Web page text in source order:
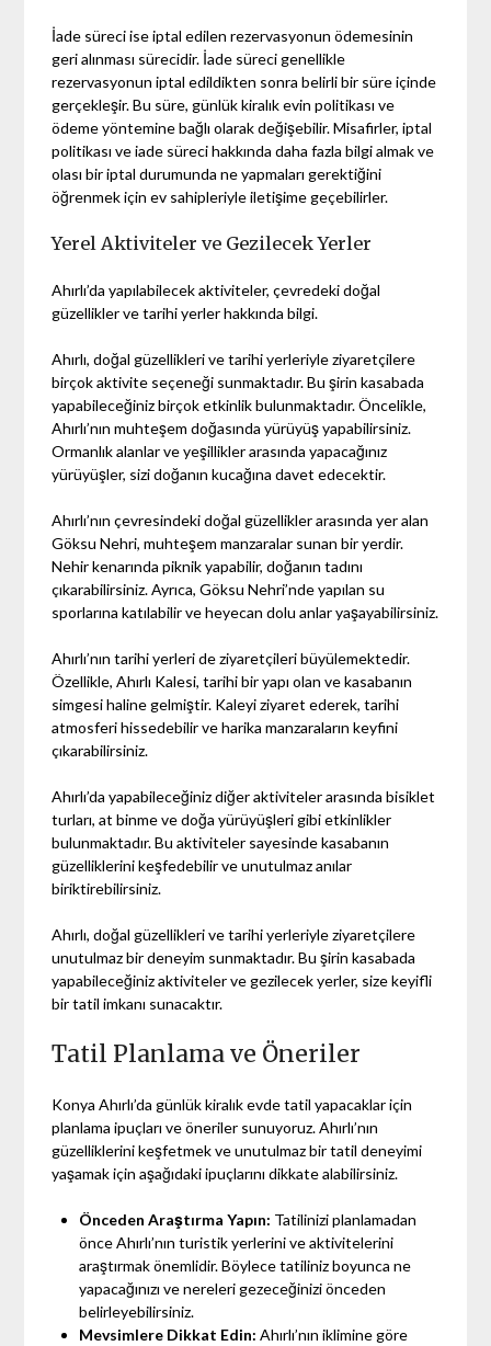
İade süreci ise iptal edilen rezervasyonun ödemesinin
geri alınması sürecidir. İade süreci genellikle
rezervasyonun iptal edildikten sonra belirli bir süre içinde
gerçekleşir. Bu süre, günlük kiralık evin politikası ve
ödeme yöntemine bağlı olarak değişebilir. Misafirler, iptal
politikası ve iade süreci hakkında daha fazla bilgi almak ve
olası bir iptal durumunda ne yapmaları gerektiğini
öğrenmek için ev sahipleriyle iletişime geçebilirler.
Yerel Aktiviteler ve Gezilecek Yerler
Ahırlı’da yapılabilecek aktiviteler, çevredeki doğal
güzellikler ve tarihi yerler hakkında bilgi.
Ahırlı, doğal güzellikleri ve tarihi yerleriyle ziyaretçilere
birçok aktivite seçeneği sunmaktadır. Bu şirin kasabada
yapabileceğiniz birçok etkinlik bulunmaktadır. Öncelikle,
Ahırlı’nın muhteşem doğasında yürüyüş yapabilirsiniz.
Ormanlık alanlar ve yeşillikler arasında yapacağınız
yürüyüşler, sizi doğanın kucağına davet edecektir.
Ahırlı’nın çevresindeki doğal güzellikler arasında yer alan
Göksu Nehri, muhteşem manzaralar sunan bir yerdir.
Nehir kenarında piknik yapabilir, doğanın tadını
çıkarabilirsiniz. Ayrıca, Göksu Nehri’nde yapılan su
sporlarına katılabilir ve heyecan dolu anlar yaşayabilirsiniz.
Ahırlı’nın tarihi yerleri de ziyaretçileri büyülemektedir.
Özellikle, Ahırlı Kalesi, tarihi bir yapı olan ve kasabanın
simgesi haline gelmiştir. Kaleyi ziyaret ederek, tarihi
atmosferi hissedebilir ve harika manzaraların keyfini
çıkarabilirsiniz.
Ahırlı’da yapabileceğiniz diğer aktiviteler arasında bisiklet
turları, at binme ve doğa yürüyüşleri gibi etkinlikler
bulunmaktadır. Bu aktiviteler sayesinde kasabanın
güzelliklerini keşfedebilir ve unutulmaz anılar
biriktirebilirsiniz.
Ahırlı, doğal güzellikleri ve tarihi yerleriyle ziyaretçilere
unutulmaz bir deneyim sunmaktadır. Bu şirin kasabada
yapabileceğiniz aktiviteler ve gezilecek yerler, size keyifli
bir tatil imkanı sunacaktır.
Tatil Planlama ve Öneriler
Konya Ahırlı’da günlük kiralık evde tatil yapacaklar için
planlama ipuçları ve öneriler sunuyoruz. Ahırlı’nın
güzelliklerini keşfetmek ve unutulmaz bir tatil deneyimi
yaşamak için aşağıdaki ipuçlarını dikkate alabilirsiniz.
Önceden Araştırma Yapın: Tatilinizi planlamadan
önce Ahırlı’nın turistik yerlerini ve aktivitelerini
araştırmak önemlidir. Böylece tatiliniz boyunca ne
yapacağınızı ve nereleri gezeceğinizi önceden
belirleyebilirsiniz.
Mevsimlere Dikkat Edin: Ahırlı’nın iklimine göre